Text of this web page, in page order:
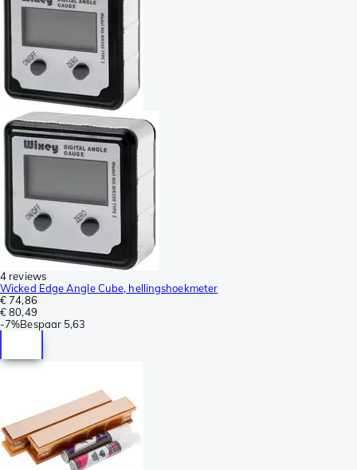
4 reviews
Wicked Edge Angle Cube, hellingshoekmeter
€ 74,86
€ 80,49
-7%Bespaar 5,63